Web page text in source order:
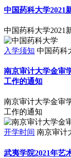
中国药科大学2021
中国药科大学2021
入学须知 中国药科
南京审计大学金审
工作的通知
南京审计大学金审
工作的通知
开学时间 南京审计
武夷学院2021年艺